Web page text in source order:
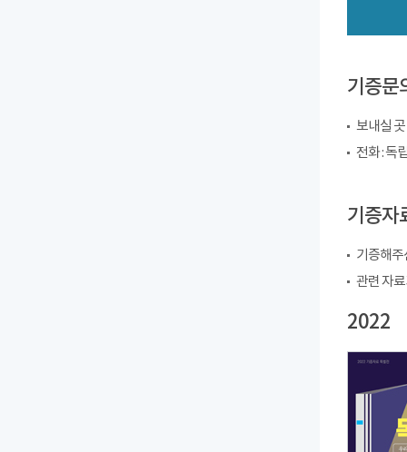
기증문
보내실
전화 : 독
기증자
기증해주
관련 자
2022